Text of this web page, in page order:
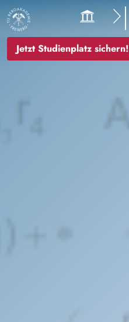
Jetzt Studienplatz sichern!
Bild